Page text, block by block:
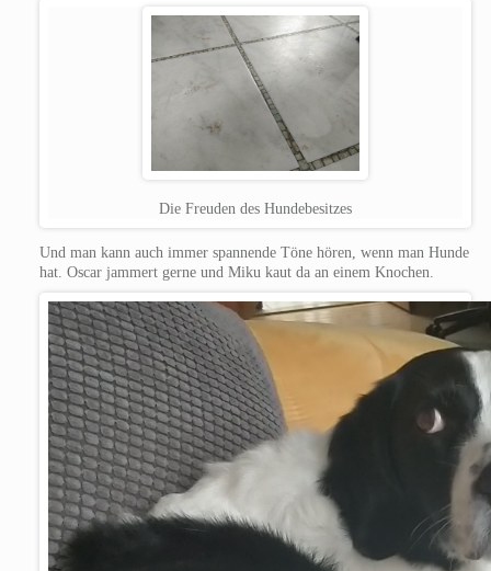
Die Freuden des Hundebesitzes
Und man kann auch immer spannende Töne hören, wenn man Hunde
hat. Oscar jammert gerne und Miku kaut da an einem Knochen.